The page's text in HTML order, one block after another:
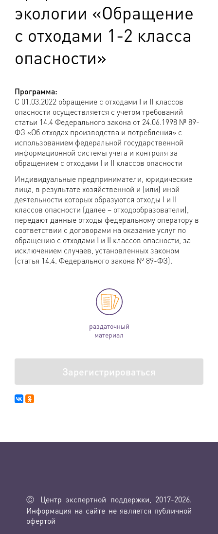
экологии «Обращение
с отходами 1-2 класса
опасности»
Программа:
С 01.03.2022 обращение с отходами I и II классов
опасности осуществляется с учетом требований
статьи 14.4 Федерального закона от 24.06.1998 № 89-
ФЗ «Об отходах производства и потребления» с
использованием федеральной государственной
информационной системы учета и контроля за
обращением с отходами I и II классов опасности
Индивидуальные предприниматели, юридические
лица, в результате хозяйственной и (или) иной
деятельности которых образуются отходы I и II
классов опасности (далее – отходообразователи),
передают данные отходы федеральному оператору в
соответствии с договорами на оказание услуг по
обращению с отходами I и II классов опасности, за
исключением случаев, установленных законом
(статья 14.4. Федерального закона № 89-ФЗ).
раздаточный
материал
Зарегистрироваться
Ⓒ Центр экспертной поддержки, 2017-2026.
Информация на сайте не является публичной
офертой